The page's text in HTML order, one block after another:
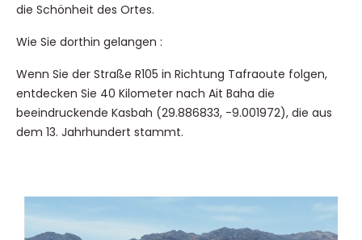
die Schönheit des Ortes.
Wie Sie dorthin gelangen :
Wenn Sie der Straße R105 in Richtung Tafraoute folgen,
entdecken Sie 40 Kilometer nach Ait Baha die
beeindruckende Kasbah (29.886833, -9.001972), die aus
dem 13. Jahrhundert stammt.